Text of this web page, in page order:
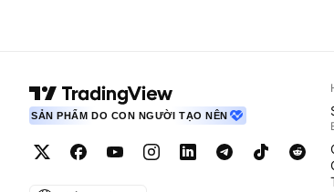
SẢN PHẨM DO CON NGƯỜI TẠO NÊN